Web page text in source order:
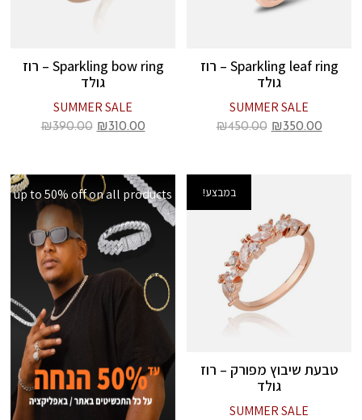
Sparkling leaf ring – רוז
גולד
SUMMER SALE
₪350.00
₪450.00
Sparkling bow ring – רוז
גולד
SUMMER SALE
₪310.00
₪390.00
במבצע!
טבעת שיבוץ מפורק – רוז
גולד
SUMMER SALE
up to 50% off on all products